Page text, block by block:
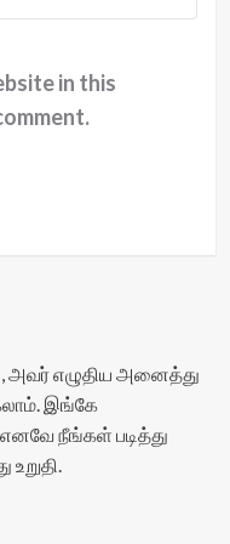
in this
அவர் எழுதிய அனைத்து
இங்கே
நீங்கள் படித்து